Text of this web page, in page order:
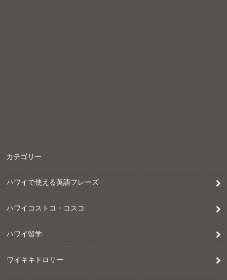
カテゴリー
ハワイで使える英語フレーズ
ハワイコストコ・コスコ
ハワイ留学
ワイキキトロリー